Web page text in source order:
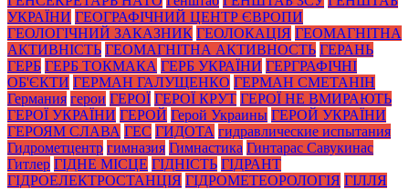
УКРАЇНИ ГЕОГРАФІЧНИЙ ЦЕНТР ЄВРОПИ
ГЕОЛОГІЧНИЙ ЗАКАЗНИК ГЕОЛОКАЦІЯ ГЕОМАГНІТНА
АКТИВНІСТЬ ГЕОМАГНІТНА АКТИВНОСТЬ ГЕРАНЬ
ГЕРБ ГЕРБ ТОКМАКА ГЕРБ УКРАЇНИ ГЕРГРАФІЧНІ
ОБ'ЄКТИ ГЕРМАН ГАЛУЩЕНКО ГЕРМАН СМЕТАНІН
Германия герои ГЕРОЇ ГЕРОЇ КРУТ ГЕРОЇ НЕ ВМИРАЮТЬ
ГЕРОЇ УКРАЇНИ ГЕРОЙ Герой Украины ГЕРОЙ УКРАЇНИ
ГЕРОЯМ СЛАВА ГЕС ГИДОТА гидравлические испытания
Гидрометцентр гимназия Гимнастика Гинтарас Савукинас
Гитлер ГІДНЕ МІСЦЕ ГІДНІСТЬ ГІДРАНТ
ГІДРОЕЛЕКТРОСТАНЦІЯ ГІДРОМЕТЕОРОЛОГІЯ ГІЛЛЯ